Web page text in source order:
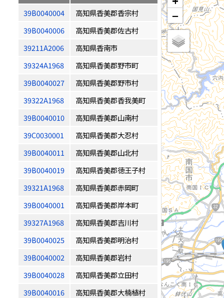
39B0040004
高知県香美郡香宗村
39B0040006
高知県香美郡佐古村
39211A2006
高知県香南市
39324A1968
高知県香美郡野市町
39B0040027
高知県香美郡野市村
39322A1968
高知県香美郡香我美町
39B0040010
高知県香美郡山南村
39C0030001
高知県香美郡大忍村
39B0040011
高知県香美郡山北村
39B0040019
高知県香美郡徳王子村
39321A1968
高知県香美郡赤岡町
39B0040001
高知県香美郡岸本町
39327A1968
高知県香美郡吉川村
39B0040025
高知県香美郡明治村
39B0040002
高知県香美郡岩村
39B0040028
高知県香美郡立田村
39B0040016
高知県香美郡大楠植村
−